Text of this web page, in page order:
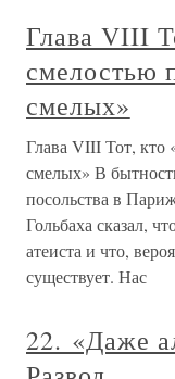
Глава VIII
смелостью
смелых»
Глава VIII Тот, кто
смелых» В
посольства в
Гольбаха сказал,
атеиста и что,
существует. Нас
22. «Даже